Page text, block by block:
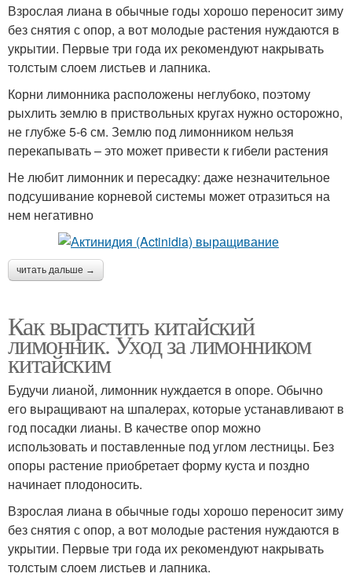
Взрослая лиана в обычные годы хорошо переносит зиму
без снятия с опор, а вот молодые растения нуждаются в
укрытии. Первые три года их рекомендуют накрывать
толстым слоем листьев и лапника.
Корни лимонника расположены неглубоко, поэтому
рыхлить землю в приствольных кругах нужно осторожно,
не глубже 5-6 см. Землю под лимонником нельзя
перекапывать – это может привести к гибели растения
Не любит лимонник и пересадку: даже незначительное
подсушивание корневой системы может отразиться на
нем негативно
читать дальше →
Как вырастить китайский
лимонник. Уход за лимонником
китайским
Будучи лианой, лимонник нуждается в опоре. Обычно
его выращивают на шпалерах, которые устанавливают в
год посадки лианы. В качестве опор можно
использовать и поставленные под углом лестницы. Без
опоры растение приобретает форму куста и поздно
начинает плодоносить.
Взрослая лиана в обычные годы хорошо переносит зиму
без снятия с опор, а вот молодые растения нуждаются в
укрытии. Первые три года их рекомендуют накрывать
толстым слоем листьев и лапника.